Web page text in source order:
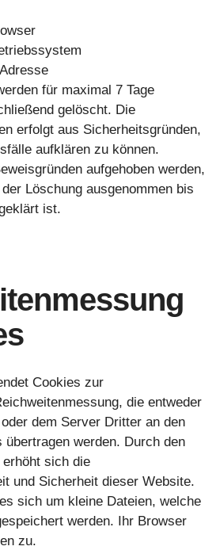
für maximal 7 Tage
gelöscht. Die
erfolgt aus Sicherheitsgründen,
aufklären zu können.
aufgehoben werden,
Löschung ausgenommen bis
ist.
Cookies zur
die entweder
dem Server Dritter an den
werden. Durch den
sich die
und Sicherheit dieser Website.
sich um kleine Dateien, welche
werden. Ihr Browser
zu.